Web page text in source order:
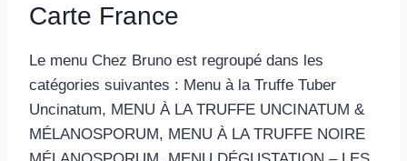
Carte France
Le menu Chez Bruno est regroupé dans les
catégories suivantes : Menu à la Truffe Tuber
Uncinatum, MENU À LA TRUFFE UNCINATUM &
MÉLANOSPORUM, MENU À LA TRUFFE NOIRE